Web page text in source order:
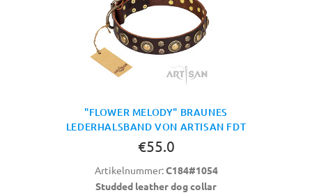
"FLOWER MELODY" BRAUNES
LEDERHALSBAND VON ARTISAN FDT
€55.0
Artikelnummer:C184#1054
Studded leather dog collar